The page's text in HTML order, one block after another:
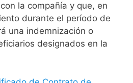
la compañía y que, en
durante el período de
una indemnización o
designados en la